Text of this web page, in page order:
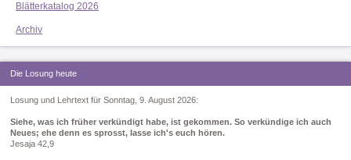
Blätterkatalog 2026
Archiv
Die Losung heute
Losung und Lehrtext für Sonntag, 9. August 2026:
Siehe, was ich früher verkündigt habe, ist gekommen. So verkündige ich auch
Neues; ehe denn es sprosst, lasse ich's euch hören.
Jesaja 42,9